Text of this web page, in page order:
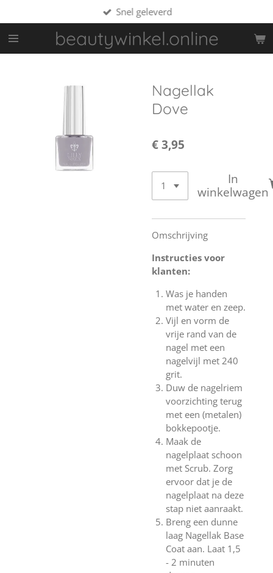
direct
naar
de
beautywinkel.online
Snel geleverd
Nagellak
Dove
€ 3,95
In
winkelwagen
Omschrijving
Instructies voor
klanten:
Was je handen
met water en zeep.
Vijl en vorm de
vrije rand van de
nagel met een
nagelvijl met 240
grit.
Duw de nagelriem
voorzichting terug
met een (metalen)
bokkepootje.
Maak de
nagelplaat schoon
met Scrub. Zorg
ervoor dat je de
nagelplaat na deze
stap niet aanraakt.
Breng een dunne
laag Nagellak Base
Coat aan. Laat 1,5
- 2 minuten